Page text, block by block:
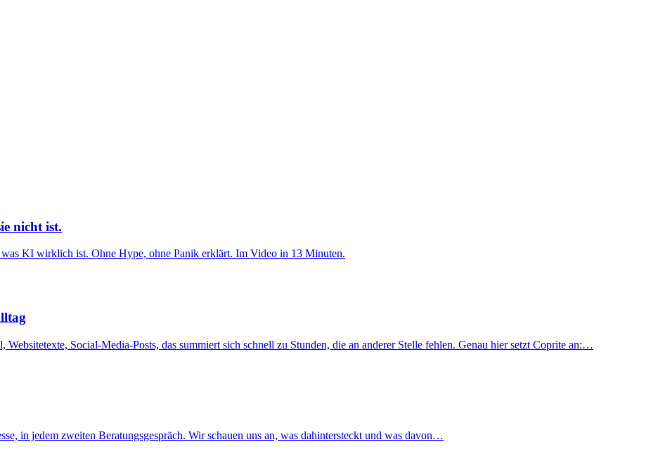
nicht ist.
KI wirklich ist. Ohne Hype, ohne Panik erklärt. Im Video in 13 Minuten.
Social-Media-Posts, das summiert sich schnell zu Stunden, die an anderer Stelle fehlen. Genau hier setzt Coprite an:…
in jedem zweiten Beratungsgespräch. Wir schauen uns an, was dahintersteckt und was davon…